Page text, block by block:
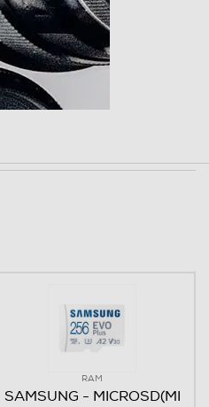
RAM
SAMSUNG - MICROSD(MI